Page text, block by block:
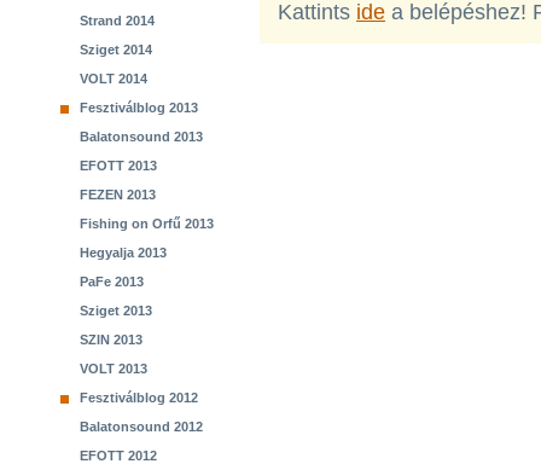
Strand 2014
Sziget 2014
VOLT 2014
Fesztiválblog 2013
Balatonsound 2013
EFOTT 2013
FEZEN 2013
Fishing on Orfű 2013
Hegyalja 2013
PaFe 2013
Sziget 2013
SZIN 2013
VOLT 2013
Fesztiválblog 2012
Balatonsound 2012
EFOTT 2012
Kattints ide a belépéshez!